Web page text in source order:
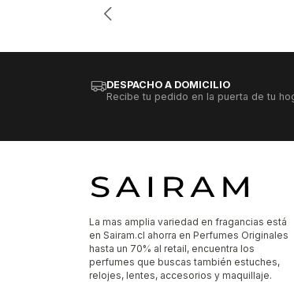
DESPACHO A DOMICILIO
Recibe tu pedido en la puerta de tu
La mas amplia variedad en fragancias está
en Sairam.cl ahorra en Perfumes Originales
hasta un 70% al retail, encuentra los
perfumes que buscas también estuches,
relojes, lentes, accesorios y maquillaje.